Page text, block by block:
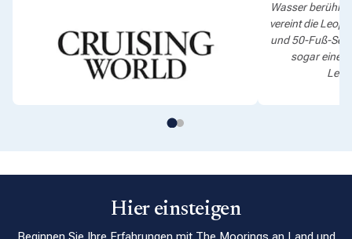
Wasser
vereint die
und 50-Fuß-
sogar einen
Hier einsteigen